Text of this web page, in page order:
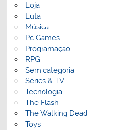
Loja
Luta
Música
Pc Games
Programação
RPG
Sem categoria
Séries & TV
Tecnologia
The Flash
The Walking Dead
Toys